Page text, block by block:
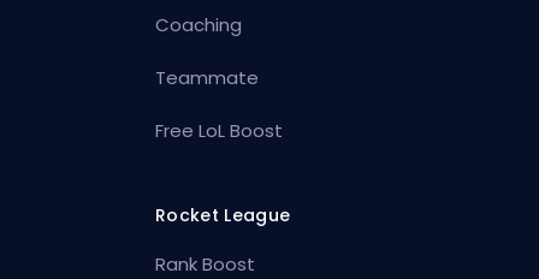
Coaching
Teammate
Free LoL Boost
Rocket League
Rank Boost